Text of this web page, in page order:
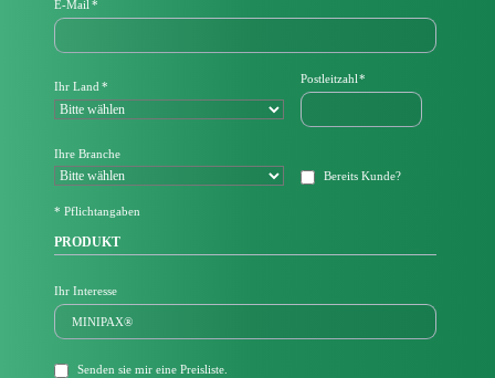
P
f
h
l
d
E-Mail *
Pflichtfeld
Ihr Land *
Pflichtfeld
Postleitzahl *
Ihre Branche
Bereits Kunde?
* Pflichtangaben
PRODUKT
Ihr Interesse
Senden sie mir eine Preisliste.